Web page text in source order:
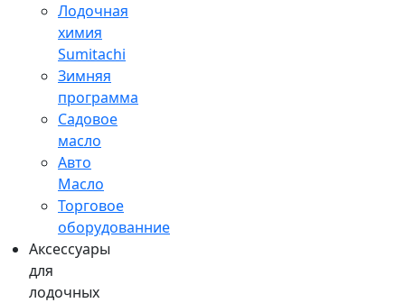
Лодочная
химия
Sumitachi
Зимняя
программа
Садовое
масло
Авто
Масло
Торговое
оборудованние
Аксессуары
для
лодочных